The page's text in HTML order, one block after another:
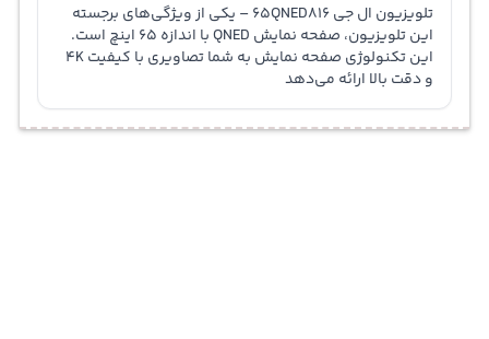
تلویزیون ال جی 65QNED816 – یکی از ویژگی‌های برجسته
این تلویزیون، صفحه نمایش QNED با اندازه 65 اینچ است.
این تکنولوژی صفحه نمایش به شما تصاویری با کیفیت 4K
و دقت بالا ارائه می‌دهد